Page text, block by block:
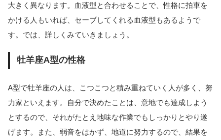
大きく異なります。血液型と合わせることで、性格に拍車を
かける人もいれば、セーブしてくれる血液型もあるようで
す。では、詳しくみていきましょう。
牡羊座A型の性格
A型で牡羊座の人は、こつこつと積み重ねていく人が多く、努
力家といえます。自分で決めたことは、意地でも達成しよう
とするので、それがたとえ地味な作業でもしっかりとやり遂
げます。また、弱音をはかず、地道に努力するので、結果を